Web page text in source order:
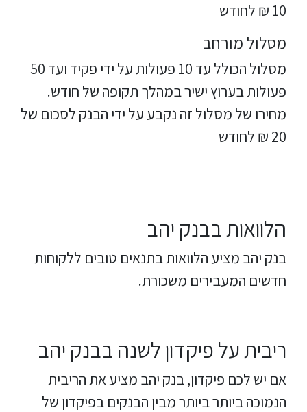
10 ₪ לחודש
מסלול מורחב
מסלול הכולל עד 10 פעולות על ידי פקיד ועד 50
פעולות בערוץ ישיר במהלך תקופה של חודש.
מחירו של מסלול זה נקבע על ידי הבנק לסכום של
20 ₪ לחודש
הלוואות בבנק יהב
בנק יהב מציע הלוואות בתנאים טובים ללקוחות
חדשים המעבירים משכורת.
ריבית על פיקדון לשנה בבנק יהב
אם יש לכם פיקדון, בנק יהב מציע את הריבית
הנמוכה ביותר ביותר מבין הבנקים בפיקדון של